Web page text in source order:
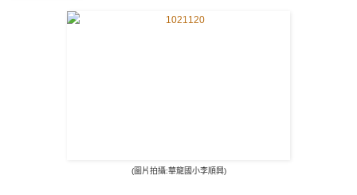
(圖片拍攝:華龍國小李順興)